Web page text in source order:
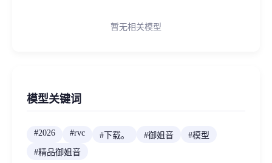
暂无相关模型
模型关键词
#2026 #rvc # 下载。 #御姐音 #模型
#精品御姐音